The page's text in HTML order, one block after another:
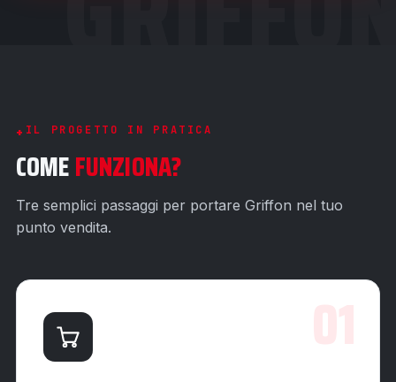
IL PROGETTO IN PRATICA
COMEFUNZIONA?
Tre semplici passaggi per portare Griffon nel tuo
punto vendita.